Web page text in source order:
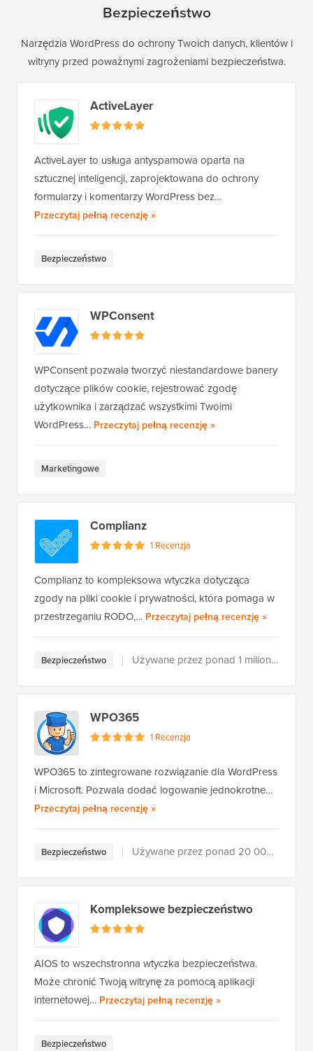
Bezpieczeństwo
Narzędzia WordPress do ochrony Twoich danych, klientów i
witryny przed poważnymi zagrożeniami bezpieczeństwa.
ActiveLayer
ActiveLayer to usługa antyspamowa oparta na
sztucznej inteligencji, zaprojektowana do ochrony
formularzy i komentarzy WordPress bez…
Przeczytaj pełną recenzjęActiveLayer
»
Bezpieczeństwo
WPConsent
WPConsent pozwala tworzyć niestandardowe banery
dotyczące plików cookie, rejestrować zgodę
użytkownika i zarządzać wszystkimi Twoimi
WordPress… Przeczytaj pełną recenzjęWPConsent
»
Marketingowe
Complianz
1 Recenzja
Complianz to kompleksowa wtyczka dotycząca
zgody na pliki cookie i prywatności, która pomaga w
przestrzeganiu RODO,… Przeczytaj pełną recenzjęComplianz
»
Bezpieczeństwo Używane przez ponad 1 milion użytkowników
WPO365
1 Recenzja
WPO365 to zintegrowane rozwiązanie dla WordPress
i Microsoft. Pozwala dodać logowanie jednokrotne…
Przeczytaj pełną recenzjęWPO365
»
Bezpieczeństwo Używane przez ponad 20 000 użytkowników
Kompleksowe bezpieczeństwo
AIOS to wszechstronna wtyczka bezpieczeństwa.
Może chronić Twoją witrynę za pomocą aplikacji
internetowej… Przeczytaj pełną recenzjęAll-In-One Security
»
Bezpieczeństwo